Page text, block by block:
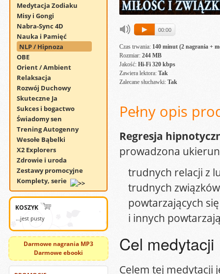
Medytacja Zodiaku
Misy i Gongi
Nabra-Sync 4D
Nauka i Pamięć
NLP / Hipnoza
OBE
Orient / Ambient
Relaksacja
Rozwój Duchowy
Skuteczne Ja
Sukces i bogactwo
Świadomy sen
Trening Autogenny
Wesołe Bąbelki
X2 Explorers
Zdrowie i uroda
Zestawy promocyjne
Komplety, serie
KOSZYK
...jest pusty
Darmowe nagrania MP3
Darmowe ebooki
00:00
Czas trwania: 140 minut (2 nagrania +
Rozmiar: 244 MB
Jakość: Hi-Fi 320 kbps
Zawiera lektora: Tak
Zalecane słuchawki: Tak
Pełny opis
Regresja
prowadzona
trudnych relacji z
trudnych
powtarzających
i innych
Cel medytacji
Celem tej medytacji